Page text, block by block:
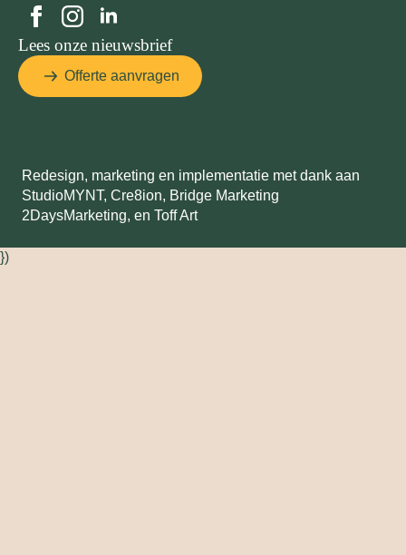
Lees onze nieuwsbrief
Offerte aanvragen
Redesign, marketing en implementatie met dank aan
StudioMYNT, Cre8ion, Bridge Marketing
2DaysMarketing, en Toff Art
})